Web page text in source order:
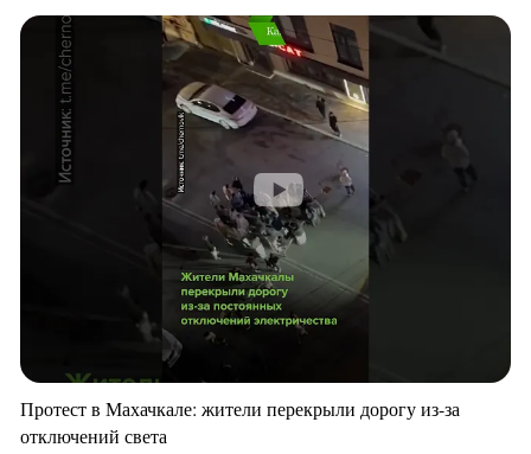
Протест в Махачкале: жители перекрыли дорогу из-за
отключений света